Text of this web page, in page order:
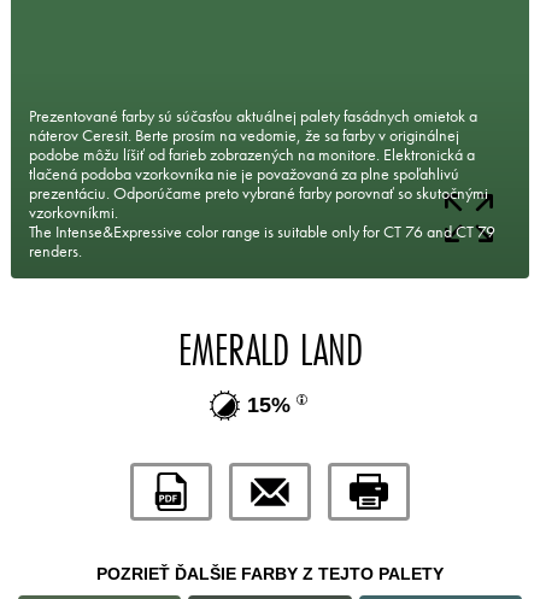
Prezentované farby sú súčasťou aktuálnej palety fasádnych omietok a
náterov Ceresit. Berte prosím na vedomie, že sa farby v originálnej
podobe môžu líšiť od farieb zobrazených na monitore. Elektronická a
tlačená podoba vzorkovníka nie je považovaná za plne spoľahlivú
prezentáciu. Odporúčame preto vybrané farby porovnať so skutočnými
vzorkovníkmi.
The Intense&Expressive color range is suitable only for CT 76 and CT 79
renders.
EMERALD LAND
15%
POZRIEŤ ĎALŠIE FARBY Z TEJTO PALETY